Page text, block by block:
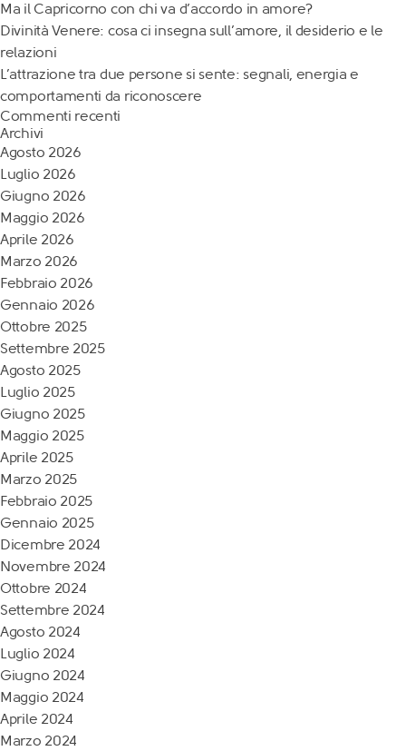
Ma il Capricorno con chi va d’accordo in amore?
Divinità Venere: cosa ci insegna sull’amore, il desiderio e le
relazioni
L’attrazione tra due persone si sente: segnali, energia e
comportamenti da riconoscere
Commenti recenti
Archivi
Agosto 2026
Luglio 2026
Giugno 2026
Maggio 2026
Aprile 2026
Marzo 2026
Febbraio 2026
Gennaio 2026
Ottobre 2025
Settembre 2025
Agosto 2025
Luglio 2025
Giugno 2025
Maggio 2025
Aprile 2025
Marzo 2025
Febbraio 2025
Gennaio 2025
Dicembre 2024
Novembre 2024
Ottobre 2024
Settembre 2024
Agosto 2024
Luglio 2024
Giugno 2024
Maggio 2024
Aprile 2024
Marzo 2024